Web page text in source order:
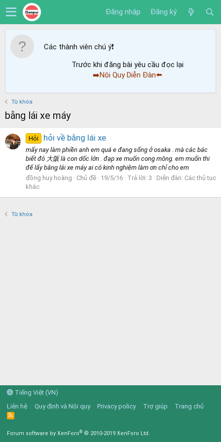
Đăng nhập Đăng ký
Các thành viên chú ý❗️
Trước khi đăng bài yêu cầu đọc lại
➡️Nội Quy Diễn Đàn⬅️
Từ khóa
bằng lái xe máy
Hỏi hỏi về bằng lái xe
mấy nay làm phiền anh em quá e đang sống ở osaka . mà các bác
biết đó 大阪 là con dốc lớn . đạp xe muốn cong mông. em muốn thi
để lấy bằng lái xe máy ai có kinh nghiệm làm ơn chỉ cho em
đồng huy hoàng
Chủ đề 19/5/16 Trả lời: 3 Diễn đàn: Các thủ tục
khác
Từ khóa
Tiếng Việt (VN)
Liên hệ
Quy định và Nội quy Privacy policy Trợ giúp Trang chủ
R
S
Forum software by XenForo® © 2010-2019 XenForo Ltd.